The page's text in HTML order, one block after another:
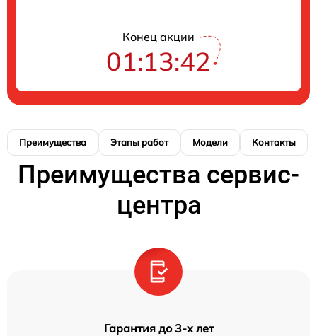
Конец акции
01:13:41
Преимущества Этапы работ Модели Контакты
Преимущества сервис-
центра
Гарантия до 3-х лет